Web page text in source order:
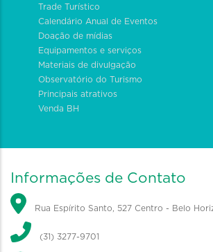
Trade Turístico
Calendário Anual de Eventos
Doação de mídias
Equipamentos e serviços
Materiais de divulgação
Observatório do Turismo
Principais atrativos
Venda BH
Informações de Contato
Rua Espírito Santo, 527 Centro - Belo
(31) 3277-9701